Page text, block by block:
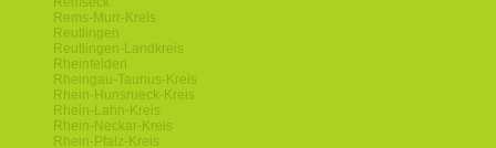
Rems-Murr-Kreis
Reutlingen
Reutlingen-Landkreis
Rheinfelden
Rheingau-Taunus-Kreis
Rhein-Hunsrueck-Kreis
Rhein-Lahn-Kreis
Rhein-Neckar-Kreis
Rhein-Pfalz-Kreis